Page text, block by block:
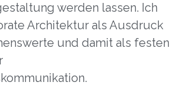
werden lassen. Ich
Architektur als Ausdruck
und damit als festen